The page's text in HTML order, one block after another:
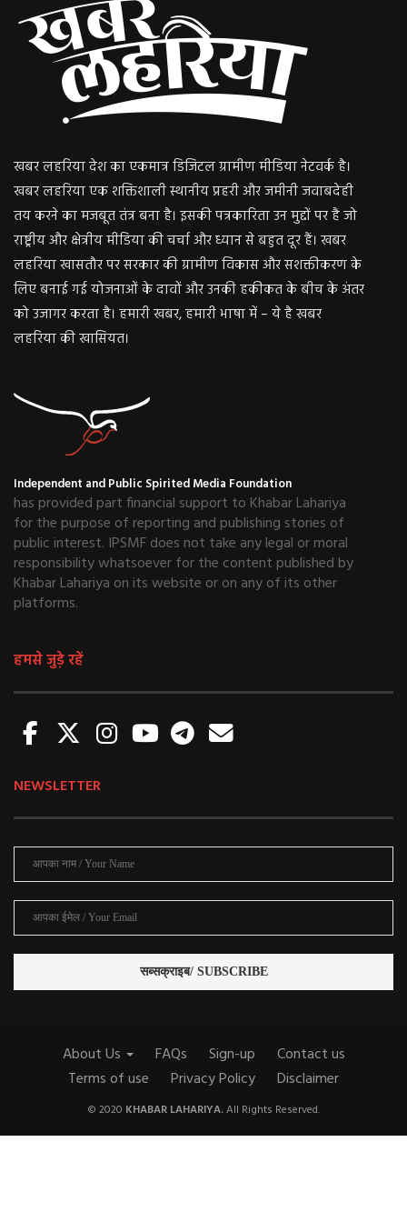
खबर लहरिया देश का एकमात्र डिजिटल ग्रामीण मीडिया नेटवर्क है।
खबर लहरिया एक शक्तिशाली स्थानीय प्रहरी और जमीनी जवाबदेही
तय करने का मजबूत तंत्र बना है। इसकी पत्रकारिता उन मुद्दों पर है जो
राष्ट्रीय और क्षेत्रीय मीडिया की चर्चा और ध्यान से बहुत दूर हैं। खबर
लहरिया खासतौर पर सरकार की ग्रामीण विकास और सशक्तीकरण के
लिए बनाई गई योजनाओं के दावों और उनकी हकीकत के बीच के अंतर
को उजागर करता है। हमारी खबर, हमारी भाषा में – ये है खबर
लहरिया की खासियत।
Independent and Public Spirited Media Foundation
has provided part financial support to Khabar Lahariya
for the purpose of reporting and publishing stories of
public interest. IPSMF does not take any legal or moral
responsibility whatsoever for the content published by
Khabar Lahariya on its website or on any of its other
platforms.
हमसे जुड़े रहें
NEWSLETTER
About Us FAQs Sign-up
Contact us
Terms of use
Privacy Policy Disclaimer
© 2020 KHABAR LAHARIYA.All Rights Reserved.